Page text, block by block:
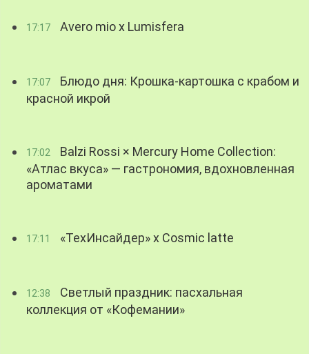
17:17 Avero mio x Lumisfera
17:07
Блюдо дня: Крошка-картошка с крабом и
красной икрой
17:02
Balzi Rossi × Mercury Home Collection:
«Атлас вкуса» — гастрономия, вдохновленная
ароматами
17:11 «ТехИнсайдер» х Cosmic latte
12:38
Светлый праздник: пасхальная
коллекция от «Кофемании»